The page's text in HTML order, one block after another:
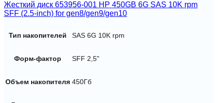
Жесткий диск 653956-001 HP 450GB 6G SAS 10K rpm
SFF (2.5-inch) for gen8/gen9/gen10
Тип накопителей SAS 6G 10K rpm
Форм-фактор SFF 2,5"
Объем накопителя 450Гб